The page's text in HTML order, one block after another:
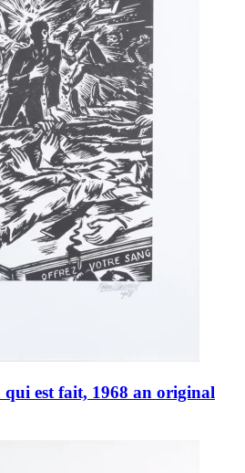
qui est fait, 1968 an original